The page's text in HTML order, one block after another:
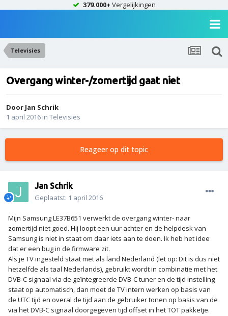
379.000+ Vergelijkingen
Televisies
Overgang winter-/zomertijd gaat niet
Door Jan Schrik
1 april 2016 in Televisies
Reageer op dit topic
Jan Schrik
Geplaatst: 1 april 2016
Mijn Samsung LE37B651 verwerkt de overgang winter- naar
zomertijd niet goed. Hij loopt een uur achter en de helpdesk van
Samsung is niet in staat om daar iets aan te doen. Ik heb het idee
dat er een bug in de firmware zit.
Als je TV ingesteld staat met als land Nederland (let op: Dit is dus niet
hetzelfde als taal Nederlands), gebruikt wordt in combinatie met het
DVB-C signaal via de geïntegreerde DVB-C tuner en de tijd instelling
staat op automatisch, dan moet de TV intern werken op basis van
de UTC tijd en overal de tijd aan de gebruiker tonen op basis van de
via het DVB-C signaal doorgegeven tijd offset in het TOT pakketje.